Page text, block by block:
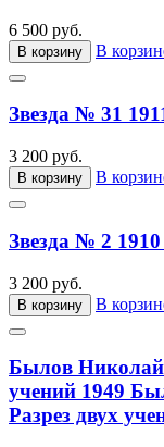
6 500 руб.
В корзину В
Звезда № 31
3 200 руб.
В корзину В
Звезда № 2 1910
3 200 руб.
В корзину В
Былов Николай
учений 1949
Разрез двух